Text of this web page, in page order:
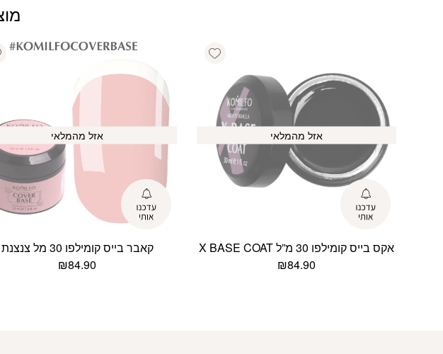
Add wishlist
אזל מהמלאי
אקס בייס קומילפו 30 מ”ל X BASE COAT
₪84.90
אזל מהמלאי
קאבר בייס קומילפו 30 מל צנצנת
₪84.90